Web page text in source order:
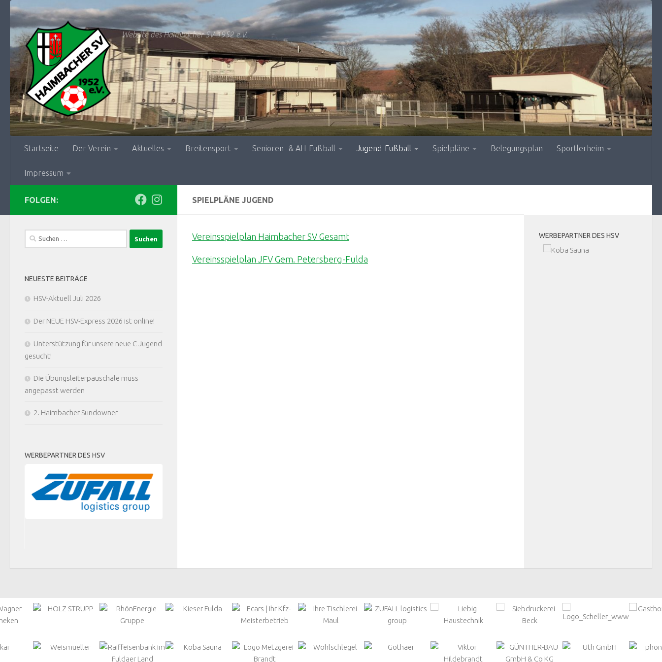
Zum Inhalt springen
Website des Haimbacher SV 1952 e.V.
Startseite Der Verein Aktuelles Breitensport Senioren- & AH-Fußball Jugend-Fußball Spielpläne Belegungsplan Sportlerheim
Impressum
SPIELPLÄNE JUGEND
Vereinsspielplan Haimbacher SV Gesamt
Vereinsspielplan JFV Gem. Petersberg-Fulda
FOLGEN:
Suchen
nach:
NEUESTE BEITRÄGE
HSV-Aktuell Juli 2026
Der NEUE HSV-Express 2026 ist online!
Unterstützung für unsere neue C Jugend
gesucht!
Die Übungsleiterpauschale muss
angepasst werden
2. Haimbacher Sundowner
WERBEPARTNER DES HSV
WERBEPARTNER DES HSV